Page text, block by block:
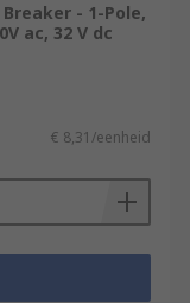
Breaker - 1-Pole,
ac, 32 V dc
€ 8,31/eenheid